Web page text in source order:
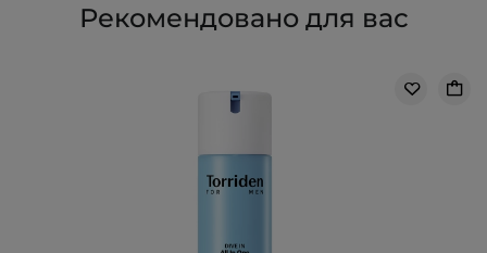
Рекомендовано для вас